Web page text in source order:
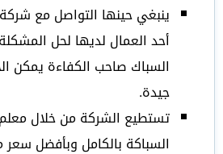
ينبغي حينها التواصل مع
أحد العمال لديها لحل
السباك صاحب الكفاءة يمكن
جيدة.
تستطيع الشركة من خلال
السباكة بالكامل وبأفضل